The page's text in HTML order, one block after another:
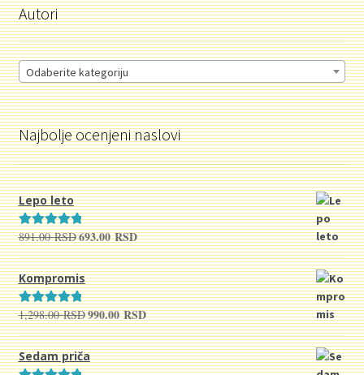
Autori
Odaberite kategoriju
Najbolje ocenjeni naslovi
Lepo leto
Ocenjeno sa
5.00od 5
891.00RSDOriginalna
cena
je
bila:
891.00 RSD.
693.00RSDTrenutna
cena
je:
693.00 RSD.
Kompromis
Ocenjeno sa
5.00od 5
1,298.00RSDOriginalna
cena
je
bila:
990.00RSDTrenutna
cena
je:
990.00 RSD.
Sedam priča